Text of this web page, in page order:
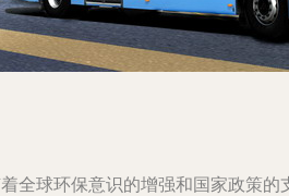
全球环保意识的增强和国家政策的